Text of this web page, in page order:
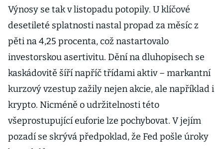
Výnosy se tak v listopadu potopily. U klíčové
desetileté splatnosti nastal propad za měsíc z
pěti na 4,25 procenta, což nastartovalo
investorskou asertivitu. Dění na dluhopisech se
kaskádovitě šíří napříč třídami aktiv – markantní
kurzový vzestup zažily nejen akcie, ale například i
krypto. Nicméně o udržitelnosti této
všeprostupující euforie lze pochybovat. V jejím
pozadí se skrývá předpoklad, že Fed pošle úroky